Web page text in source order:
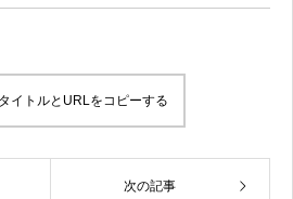
イトルとURLをコピーする
次の記事